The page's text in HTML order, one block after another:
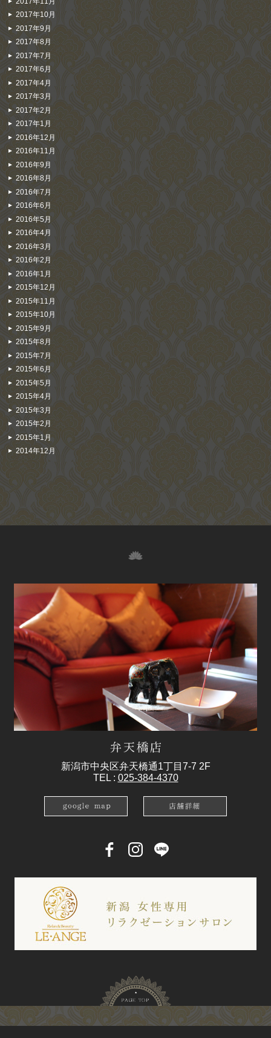
2017年10月
2017年9月
2017年8月
2017年7月
2017年6月
2017年4月
2017年3月
2017年2月
2017年1月
2016年12月
2016年11月
2016年9月
2016年8月
2016年7月
2016年6月
2016年5月
2016年4月
2016年3月
2016年2月
2016年1月
2015年12月
2015年11月
2015年10月
2015年9月
2015年8月
2015年7月
2015年6月
2015年5月
2015年4月
2015年3月
2015年2月
2015年1月
2014年12月
新潟市中央区弁天橋通1丁目7-7 2F
TEL : 025-384-4370